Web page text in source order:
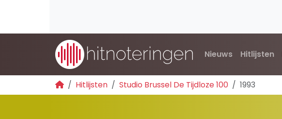
Nieuws Hitlijsten
Hitlijsten Studio Brussel De Tijdloze 100 1993